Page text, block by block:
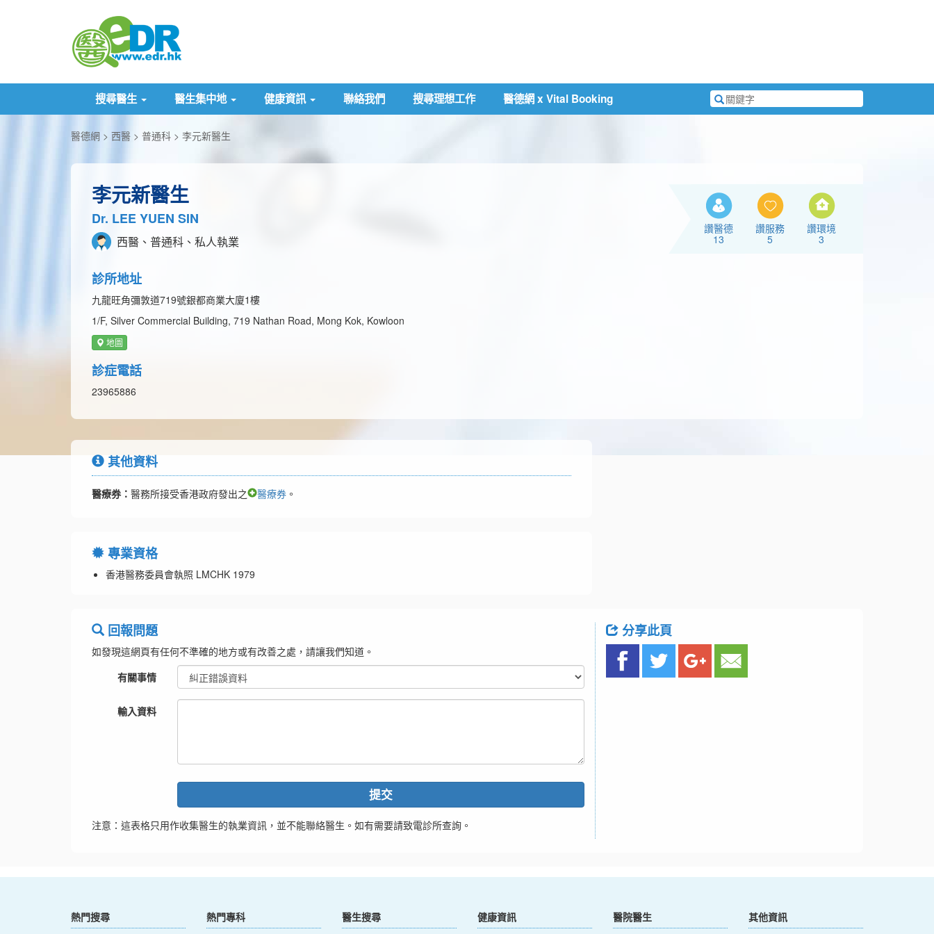
搜尋醫生 醫生集中地 健康資訊 聯絡我們 搜尋理想工作 醫德網 x Vital Booking
搜
尋
醫德網 西醫 普通科 李元新醫生
李元新醫生
Dr. LEE YUEN SIN
西醫、普通科、私人執業
診所地址
九龍旺角彌敦道719號銀都商業大廈1樓
1/F, Silver Commercial Building, 719 Nathan Road, Mong Kok, Kowloon
地圖
診症電話
23965886
讚醫德
13
讚服務
5
讚環境
3
其他資料
醫療券： 醫務所接受香港政府發出之 醫療券 。
專業資格
香港醫務委員會執照 LMCHK 1979
回報問題
如發現這網頁有任何不準確的地方或有改善之處，請讓我們知道。
有關事情
輸入資料
提交
注意：這表格只用作收集醫生的執業資訊，並不能聯絡醫生。如有需要請致電診所查詢。
分享此頁
熱門搜尋 熱門專科 醫生搜尋 健康資訊 醫院醫生 其他資訊